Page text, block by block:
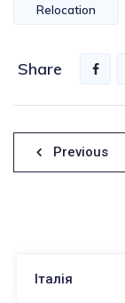
Relocation
Share
Previous
Італія